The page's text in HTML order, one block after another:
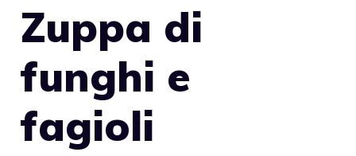
Zuppa di
funghi e
fagioli